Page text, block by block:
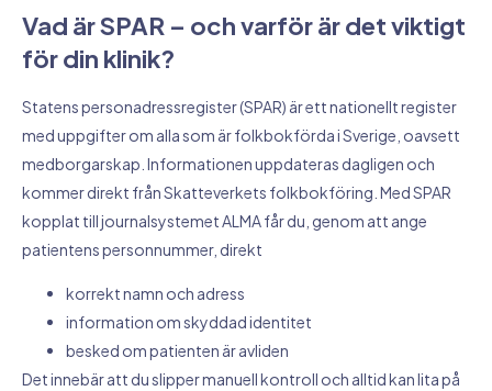
Vad är SPAR – och varför är det viktigt
för din klinik?
Statens personadressregister (SPAR) är ett nationellt register
med uppgifter om alla som är folkbokförda i Sverige, oavsett
medborgarskap. Informationen uppdateras dagligen och
kommer direkt från Skatteverkets folkbokföring. Med SPAR
kopplat till journalsystemet ALMA får du, genom att ange
patientens personnummer, direkt
korrekt namn och adress
information om skyddad identitet
besked om patienten är avliden
Det innebär att du slipper manuell kontroll och alltid kan lita på